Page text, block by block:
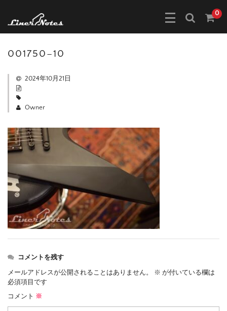
0
001750–10
2024年10月21日
Owner
コメントを残す
メールアドレスが公開されることはありません。 ※ が付いている欄は
必須項目です
コメント ※